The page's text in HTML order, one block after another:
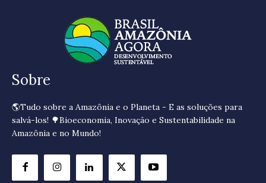
Sobre
🌎Tudo sobre a Amazônia e o Planeta - E as soluções para
salvá-los! 🌳Bioeconomia, Inovação e Sustentabilidade na
Amazônia e no Mundo!